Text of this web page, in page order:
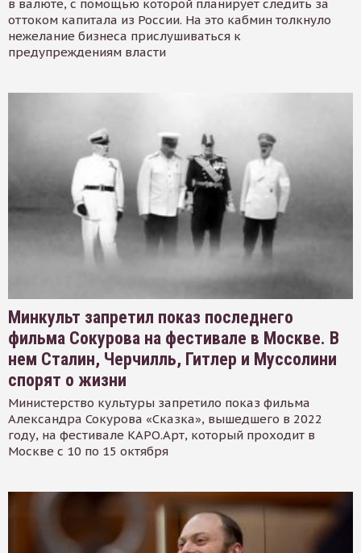
в валюте, с помощью которой планирует следить за
оттоком капитала из России. На это кабмин толкнуло
нежелание бизнеса прислушиваться к
предупреждениям власти
Минкульт запретил показ последнего
фильма Сокурова на фестивале в Москве. В
нем Сталин, Черчилль, Гитлер и Муссолини
спорят о жизни
Министерство культуры запретило показ фильма
Александра Сокурова «Сказка», вышедшего в 2022
году, на фестивале КАРО.Арт, который проходит в
Москве с 10 по 15 октября